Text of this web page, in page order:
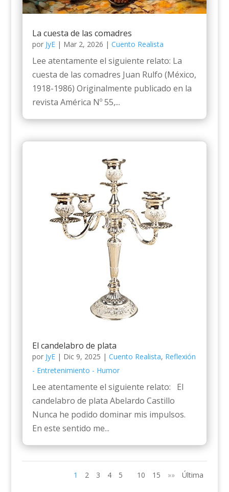
La cuesta de las comadres
por JyE| Mar 2, 2026 | Cuento Realista
Lee atentamente el siguiente relato: La
cuesta de las comadres Juan Rulfo (México,
1918-1986) Originalmente publicado en la
revista América Nº 55,...
El candelabro de plata
por JyE| Dic 9, 2025 | Cuento Realista, Reflexión
- Entretenimiento - Humor
Lee atentamente el siguiente relato: El
candelabro de plata Abelardo Castillo
Nunca he podido dominar mis impulsos.
En este sentido me...
1 2 3 4 5 10 15 »» Última